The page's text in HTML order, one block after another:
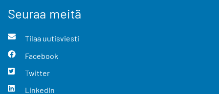
Seuraa meitä
Tilaa uutisviesti
Facebook
Twitter
LinkedIn